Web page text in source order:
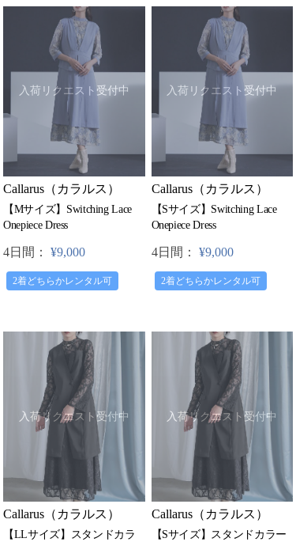
入荷リクエスト受付中
Callarus（カラルス）
【Mサイズ】Switching Lace
Onepiece Dress
4日間： ¥9,000
2着どちらかレンタル可
入荷リクエスト受付中
Callarus（カラルス）
【Sサイズ】Switching Lace
Onepiece Dress
4日間： ¥9,000
2着どちらかレンタル可
入荷リクエスト受付中
Callarus（カラルス）
【LLサイズ】スタンドカラ
入荷リクエスト受付中
Callarus（カラルス）
【Sサイズ】スタンドカラー